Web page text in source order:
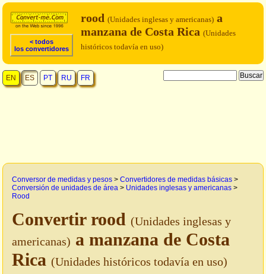
< todos
los convertidores
rood (Unidades inglesas y americanas) a
manzana de Costa Rica (Unidades
históricos todavía en uso)
EN ES PT RU FR
Conversor de medidas y pesos > Convertidores de medidas básicas >
Conversión de unidades de área > Unidades inglesas y americanas >
Rood
Convertir rood (Unidades inglesas y
americanas) a manzana de Costa
Rica (Unidades históricos todavía en uso)